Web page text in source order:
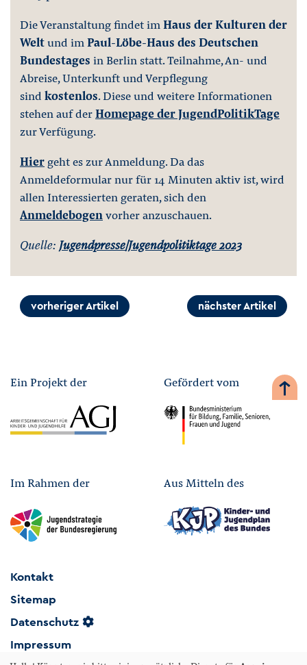
Die Veranstaltung findet imHaus der Kulturen der
Weltund imPaul-Löbe-Haus des Deutschen
Bundestages in Berlin statt. Teilnahme, An- und
Abreise, Unterkunft und Verpflegung
sind kostenlos. Diese und weitere Informationen
stehen auf derHomepage der JugendPolitikTage
zur Verfügung.
Hier geht es zur Anmeldung. Da das
Anmeldeformular nur für 14 Minuten aktiv ist, wird
allen Interessierten geraten, sich den
Anmeldebogenvorher anzuschauen.
Quelle: Jugendpresse/Jugendpolitiktage 2023
vorheriger Artikel nächster Artikel
Ein Projekt der Gefördert vom
Im Rahmen der Aus Mitteln des
Kontakt
Sitemap
Datenschutz
Impressum